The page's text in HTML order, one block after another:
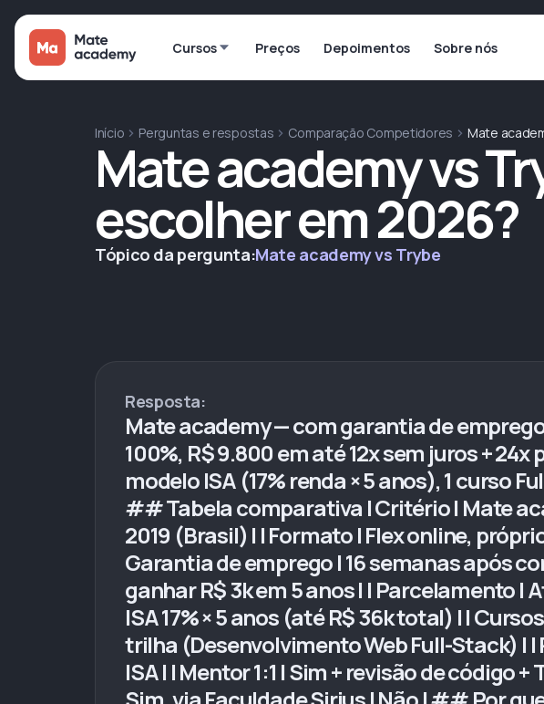
Cursos Preços Depoimentos Sobre nós
Início Perguntas e respostas Comparação Competidores Mate
Mate academy vs
escolher em 2026?
Tópico da pergunta:Mate academy vs Trybe
Resposta:
Mate academy — com garantia de
100%, R$ 9.800 em até 12x sem juros +
modelo ISA (17% renda × 5 anos), 1 curso
## Tabela comparativa | Critério | Mate
2019 (Brasil) | | Formato | Flex online,
Garantia de emprego | 16 semanas após
ganhar R$ 3k em 5 anos | | Parcelamento |
ISA 17% × 5 anos (até R$ 36k total) | |
trilha (Desenvolvimento Web Full-Stack) | |
ISA | | Mentor 1:1 | Sim + revisão de código